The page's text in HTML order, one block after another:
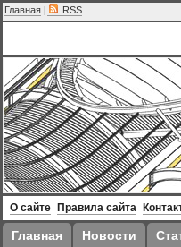
Главная | RSS
О сайте Правила сайта
Главная Новости